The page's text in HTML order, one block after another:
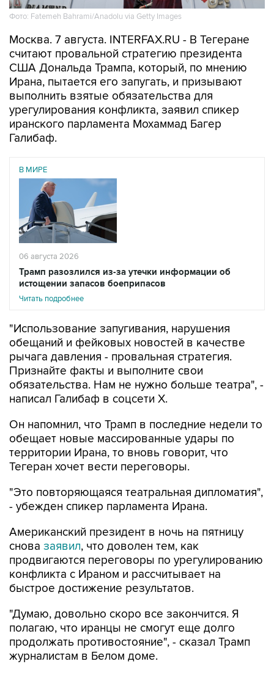
Фото: Fatemeh Bahrami/Anadolu via Getty Images
Москва. 7 августа. INTERFAX.RU - В Тегеране
считают провальной стратегию президента
США Дональда Трампа, который, по мнению
Ирана, пытается его запугать, и призывают
выполнить взятые обязательства для
урегулирования конфликта, заявил спикер
иранского парламента Мохаммад Багер
Галибаф.
В МИРЕ
06 августа 2026
Трамп разозлился из-за утечки информации об
истощении запасов боеприпасов
Читать подробнее
"Использование запугивания, нарушения
обещаний и фейковых новостей в качестве
рычага давления - провальная стратегия.
Признайте факты и выполните свои
обязательства. Нам не нужно больше театра", -
написал Галибаф в соцсети X.
Он напомнил, что Трамп в последние недели то
обещает новые массированные удары по
территории Ирана, то вновь говорит, что
Тегеран хочет вести переговоры.
"Это повторяющаяся театральная дипломатия",
- убежден спикер парламента Ирана.
Американский президент в ночь на пятницу
снова заявил, что доволен тем, как
продвигаются переговоры по урегулированию
конфликта с Ираном и рассчитывает на
быстрое достижение результатов.
"Думаю, довольно скоро все закончится. Я
полагаю, что иранцы не смогут еще долго
продолжать противостояние", - сказал Трамп
журналистам в Белом доме.